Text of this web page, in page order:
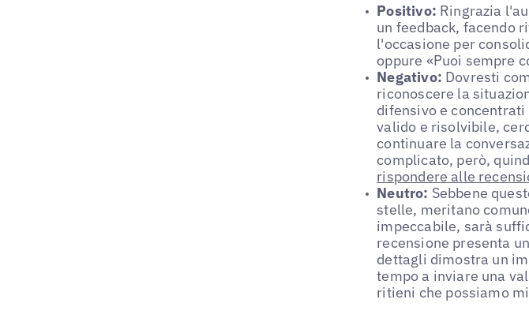
Positivo: Ringrazia
un feedback, facendo
l'occasione per
oppure «Puoi sempre
Negativo: Dovresti
riconoscere la
difensivo e
valido e risolvibile,
continuare la
complicato, però,
rispondere alle
Neutro: Sebbene
stelle, meritano
impeccabile, sarà
recensione presenta
dettagli dimostra un
tempo a inviare una
ritieni che possiamo